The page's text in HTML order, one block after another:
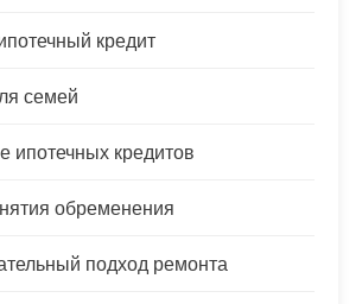
кредит
семей
ипотечных кредитов
обременения
подход ремонта